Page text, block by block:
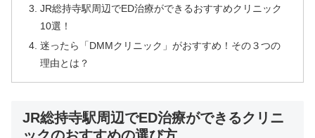
JR総持寺駅周辺でED治療ができるおすすめクリニック
10選！
迷ったら「DMMクリニック」がおすすめ！その３つの
理由とは？
JR総持寺駅周辺でED治療ができるクリニ
ックのおすすめの選び方